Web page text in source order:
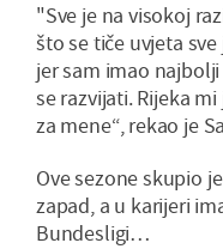
"Sve je na visokoj
što se tiče uvjeta
jer sam imao
se razvijati. Rijeka
za mene“, rekao je
Ove sezone skupio
zapad, a u karijeri
Bundesligi…